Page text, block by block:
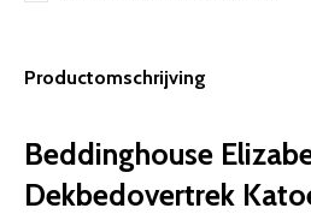
Productomschrijving
Beddinghouse
Dekbedovertrek